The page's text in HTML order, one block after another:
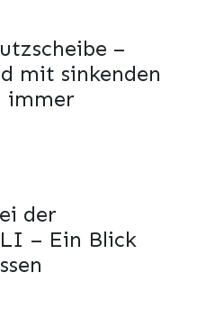
–
mit sinkenden
immer
der
– Ein Blick